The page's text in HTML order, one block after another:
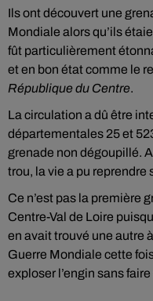
Ils ont découvert une
Mondiale alors qu’ils
fût particulièrement
et en bon état comme le
République du Centre.
La circulation a dû être
départementales 25 et
grenade non dégoupillé.
trou, la vie a pu reprendre
Ce n’est pas la première
Centre-Val de Loire
en avait trouvé une autre
Guerre Mondiale cette
exploser l’engin sans